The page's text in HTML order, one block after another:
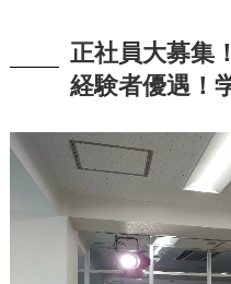
正社員大募集
経験者優遇！